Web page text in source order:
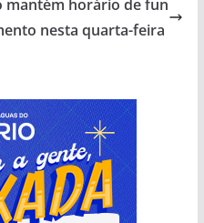
mantém horário de fun
nesta quarta-feira